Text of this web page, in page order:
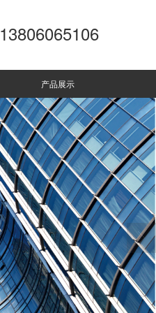
13806065106
产品展示